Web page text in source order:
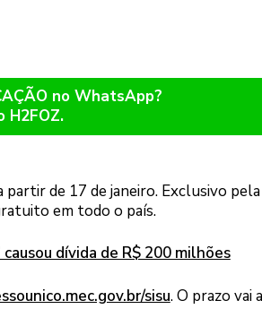
no WhatsApp?
H2FOZ.
partir de 17 de janeiro. Exclusivo pela
em todo o país.
dívida de R$ 200 milhões
sisu. O prazo vai